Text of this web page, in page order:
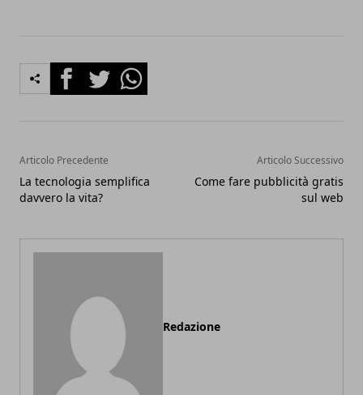
FacebookTwitterWhatsapp
Articolo Precedente
La tecnologia semplifica
davvero la vita?
Articolo Successivo
Come fare pubblicità gratis
sul web
Redazione